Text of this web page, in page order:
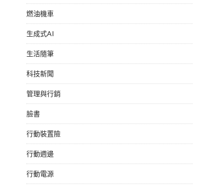
燃油機車
生成式AI
生活隨筆
科技新聞
管理與行銷
臉書
行動裝置險
行動週邊
行動電源